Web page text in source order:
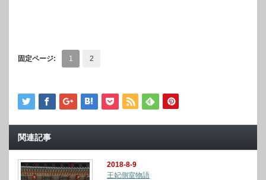
固定ページ: 1 2
関連記事
2018-8-9
王妃側室物語